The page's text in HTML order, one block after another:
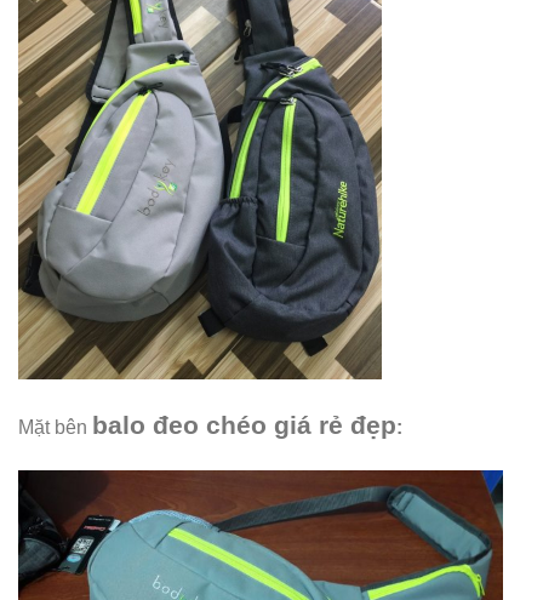
Mặt bên balo đeo chéo giá rẻ đẹp: